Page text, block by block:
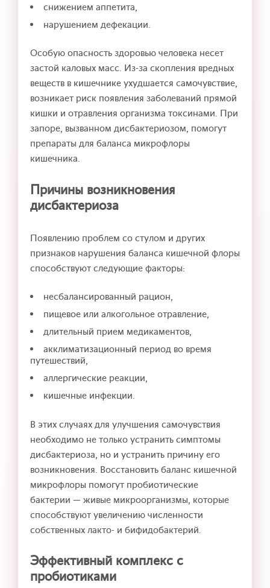
снижением аппетита,
нарушением дефекации.
Особую опасность здоровью человека несет
застой каловых масс. Из-за скопления вредных
веществ в кишечнике ухудшается самочувствие,
возникает риск появления заболеваний прямой
кишки и отравления организма токсинами. При
запоре, вызванном дисбактериозом, помогут
препараты для баланса микрофлоры
кишечника.
Причины возникновения
дисбактериоза
Появлению проблем со стулом и других
признаков нарушения баланса кишечной флоры
способствуют следующие факторы:
несбалансированный рацион,
пищевое или алкогольное отравление,
длительный прием медикаментов,
акклиматизационный период во время
путешествий,
аллергические реакции,
кишечные инфекции.
В этих случаях для улучшения самочувствия
необходимо не только устранить симптомы
дисбактериоза, но и устранить причину его
возникновения. Восстановить баланс кишечной
микрофлоры помогут пробиотические
бактерии — живые микроорганизмы, которые
способствуют увеличению численности
собственных лакто- и бифидобактерий.
Эффективный комплекс с
пробиотиками